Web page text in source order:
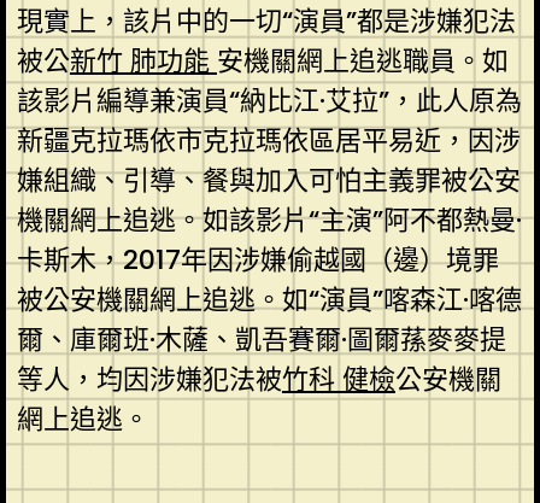
現實上，該片中的一切“演員”都是涉嫌犯法
被公新竹 肺功能 安機關網上追逃職員。如
該影片編導兼演員“納比江·艾拉”，此人原為
新疆克拉瑪依市克拉瑪依區居平易近，因涉
嫌組織、引導、餐與加入可怕主義罪被公安
機關網上追逃。如該影片“主演”阿不都熱曼·
卡斯木，2017年因涉嫌偷越國（邊）境罪
被公安機關網上追逃。如“演員”喀森江·喀德
爾、庫爾班·木薩、凱吾賽爾·圖爾蓀麥麥提
等人，均因涉嫌犯法被竹科 健檢公安機關
網上追逃。